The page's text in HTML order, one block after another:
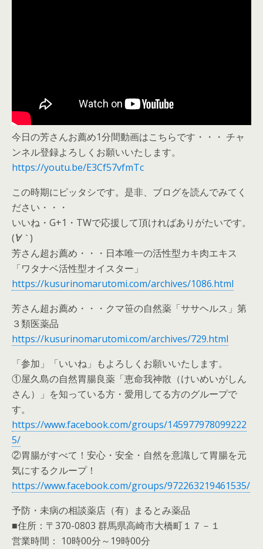
今日の芳さんお薦め1分間動画はこちらです・・・ チャ
ンネル登録よろしくお願いいたします。
https://youtu.be/E3Cf57vfmTc
この時期にピッタシです。是非、ブログを読んでみてく
ださい・・・
いいね・G+1・TWで応援して頂ければありがたいです。
(´∀｀)
芳さん超お薦め・・・日本唯一の活性型カキ肉エキス
「ワタナベ活性型オイスター」
https://kusurinomarutomi.com/archives/1086.html
芳さん超お薦め・・・クマ笹の自然薬「ササヘルス」第
３類医薬品
https://kusurinomarutomi.com/archives/729.html
「参加」「いいね」もよろしくお願いいたします。
①屋久島の自然胃腸良薬「恵命我神散（けいめいがしん
さん）」を知っている方・愛用してる方のグループで
す。
https://www.facebook.com/groups/145977978099222
5/
②胃腸がすべて！安心・安全・自然を意識して胃腸を元
気にするクループ！
https://www.facebook.com/groups/972263219461535/
予防・未病の相談薬店（有）まるとみ薬品
■住所：〒370-0803 群馬県高崎市大橋町１７－１
営業時間： 10時00分～19時00分